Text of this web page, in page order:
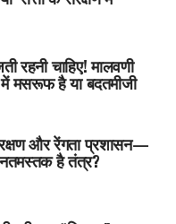
रहनी चाहिए! मालवणी
मसरूफ है या बदतमीजी
और रेंगता प्रशासन—
है तंत्र?